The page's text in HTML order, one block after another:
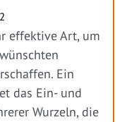
effektive Art, um
Ein
das Ein- und
Wurzeln, die